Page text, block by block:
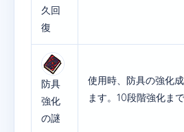
久回
復
防具
強化
の謎
使用時、防具の強化
ます。10段階強化ま